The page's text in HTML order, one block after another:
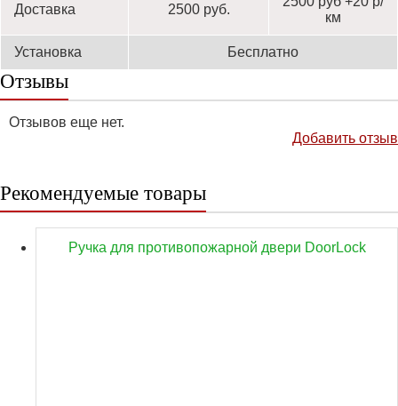
Доставка 2500 руб.
км
Установка Бесплатно
Отзывы
Отзывов еще нет.
Добавить отзыв
Рекомендуемые товары
Ручка для противопожарной двери DoorLock